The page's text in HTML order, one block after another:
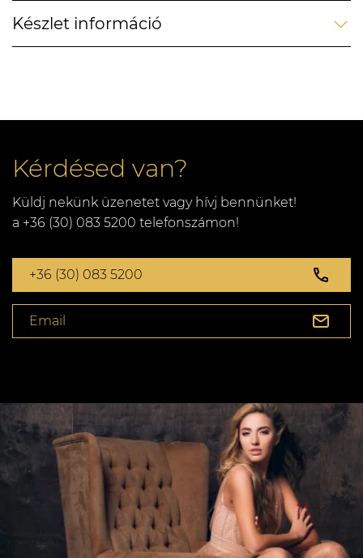
Készlet információ
Kérdésed van?
Küldj nekünk üzenetet vagy hívj bennünket!
a +36 (30) 083 5200 telefonszámon!
+36 (30) 083 5200
Email